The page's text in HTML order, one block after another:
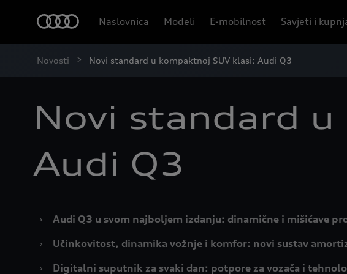
Naslovnica Modeli E-mobilnost Savjeti i
Novosti Novi standard u kompaktnoj SUV klasi: Audi Q3
Novi standard u
Audi Q3
›
Audi Q3 u svom najboljem izdanju: dinamične i mišićave
›
Učinkovitost, dinamika vožnje i komfor: novi sustav
›
Digitalni suputnik za svaki dan: potpore za vozača i